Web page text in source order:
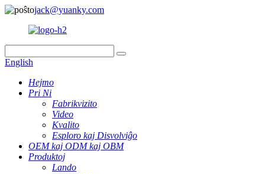
jack@yuanky.com
English
Hejmo
Pri Ni
Fabrikvizito
Video
Kvalito
Esploro kaj Disvolviĝo
OEM kaj ODM kaj OBM
Produktoj
Lando